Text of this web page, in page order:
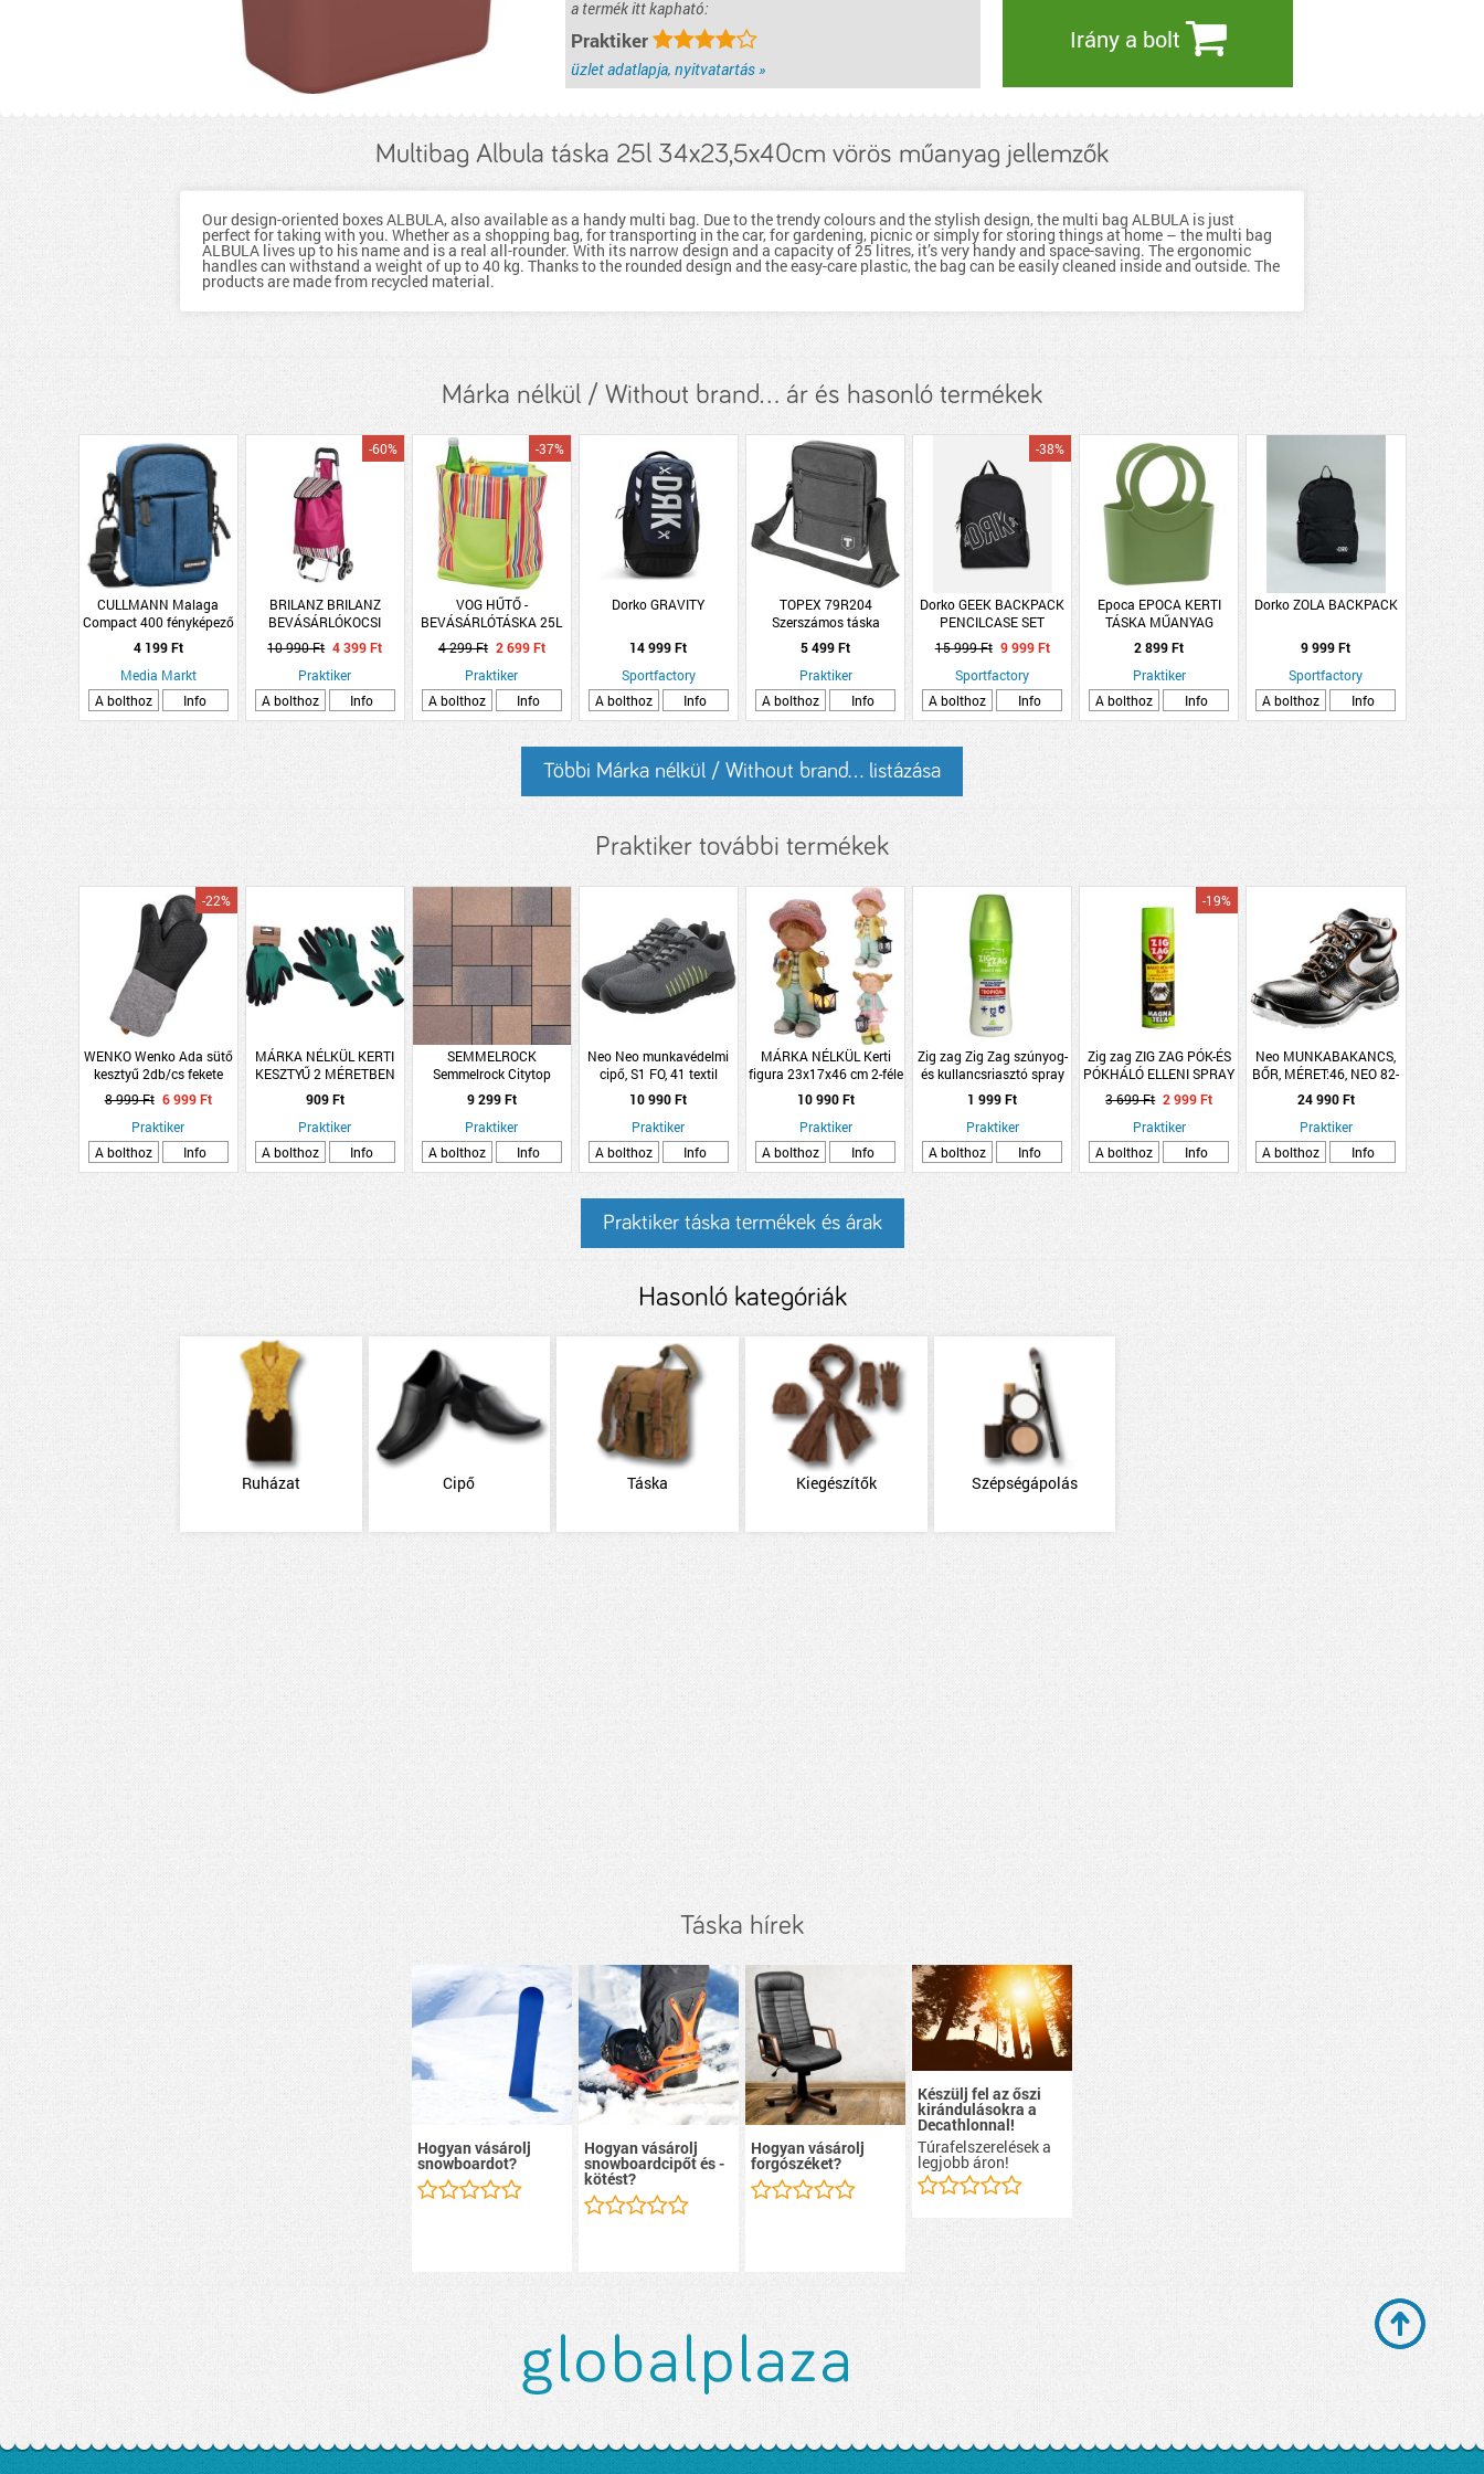
a termék itt kapható:
Praktiker
üzlet adatlapja, nyitvatartás »
Irány a bolt
Multibag Albula táska 25l 34x23,5x40cm vörös műanyag jellemzők
Our design-oriented boxes ALBULA, also available as a handy multi bag. Due to the trendy colours and the stylish design, the multi bag ALBULA is just
perfect for taking with you. Whether as a shopping bag, for transporting in the car, for gardening, picnic or simply for storing things at home – the multi bag
ALBULA lives up to his name and is a real all-rounder. With its narrow design and a capacity of 25 litres, it’s very handy and space-saving. The ergonomic
handles can withstand a weight of up to 40 kg. Thanks to the rounded design and the easy-care plastic, the bag can be easily cleaned inside and outside. The
products are made from recycled material.
Márka nélkül / Without brand... ár és hasonló termékek
CULLMANN Malaga
Compact 400 fényképező
tok, kék
4 199 Ft
Media Markt
A bolthoz
Info
BRILANZ BRILANZ
BEVÁSÁRLÓKOCSI
LÉPCSŐJÁRÓ
KEREKEKKEL 30L
92X42X38CM
-60%
10 990 Ft 4 399 Ft
Praktiker
A bolthoz
Info
VOG HŰTŐ -
BEVÁSÁRLÓTÁSKA 25L
-37%
4 299 Ft 2 699 Ft
Praktiker
A bolthoz
Info
Dorko GRAVITY
14 999 Ft
Sportfactory
A bolthoz
Info
TOPEX 79R204
Szerszámos táska
5 499 Ft
Praktiker
A bolthoz
Info
Dorko GEEK BACKPACK
PENCILCASE SET
-38%
15 999 Ft 9 999 Ft
Sportfactory
A bolthoz
Info
Epoca EPOCA KERTI
TÁSKA MŰANYAG
3450ML ZÖLD
2 899 Ft
Praktiker
A bolthoz
Info
Dorko ZOLA BACKPACK
9 999 Ft
Sportfactory
A bolthoz
Info
Többi Márka nélkül / Without brand... listázása
Praktiker további termékek
WENKO Wenko Ada sütő
kesztyű 2db/cs fekete
szilikon
-22%
8 999 Ft 6 999 Ft
Praktiker
A bolthoz
Info
MÁRKA NÉLKÜL KERTI
KESZTYŰ 2 MÉRETBEN
909 Ft
Praktiker
A bolthoz
Info
SEMMELROCK
Semmelrock Citytop
Kombi 6 cm barna mix
térkő 1sor=1,08nm
1raklap=12 sor=12,96nm
9 299 Ft
Praktiker
A bolthoz
Info
Neo Neo munkavédelmi
cipő, S1 FO, 41 textil
felsőrész, acélbetét,
csúszásmentes talp
10 990 Ft
Praktiker
A bolthoz
Info
MÁRKA NÉLKÜL Kerti
figura 23x17x46 cm 2-féle
10 990 Ft
Praktiker
A bolthoz
Info
Zig zag Zig Zag szúnyog-
és kullancsriasztó spray
lime illattal 100 ml
1 999 Ft
Praktiker
A bolthoz
Info
Zig zag ZIG ZAG PÓK-ÉS
PÓKHÁLÓ ELLENI SPRAY
500ML
-19%
3 699 Ft 2 999 Ft
Praktiker
A bolthoz
Info
Neo MUNKABAKANCS,
BŐR, MÉRET:46, NEO 82-
027
24 990 Ft
Praktiker
A bolthoz
Info
Praktiker táska termékek és árak
Hasonló kategóriák
Ruházat Cipő Táska Kiegészítők Szépségápolás
Táska hírek
Hogyan vásárolj
snowboardot?
Hogyan vásárolj
snowboardcipőt és -
kötést?
Hogyan vásárolj
forgószéket?
Készülj fel az őszi
kirándulásokra a
Decathlonnal!
Túrafelszerelések a
legjobb áron!